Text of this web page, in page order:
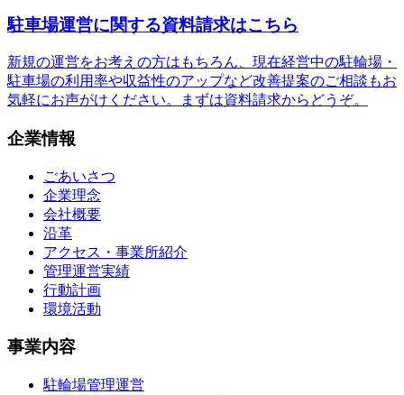
駐車場運営に関する資料請求はこちら
新規の運営をお考えの方はもちろん、現在経営中の駐輪場・
駐車場の利用率や収益性のアップなど改善提案のご相談もお
気軽にお声がけください。まずは資料請求からどうぞ。
企業情報
ごあいさつ
企業理念
会社概要
沿革
アクセス・事業所紹介
管理運営実績
行動計画
環境活動
事業内容
駐輪場管理運営